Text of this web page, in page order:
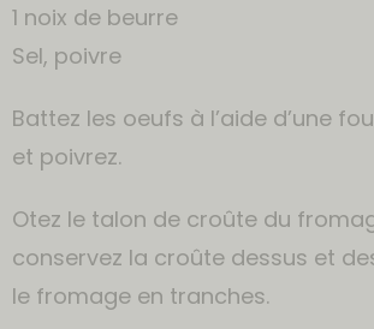
1 noix de beurre
Sel, poivre
Battez les oeufs à l’aide d’une
et poivrez.
Otez le talon de croûte du
conservez la croûte dessus et
le fromage en tranches.